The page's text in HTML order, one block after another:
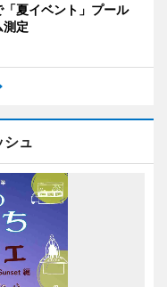
夏イベント」プール
測定
シュ